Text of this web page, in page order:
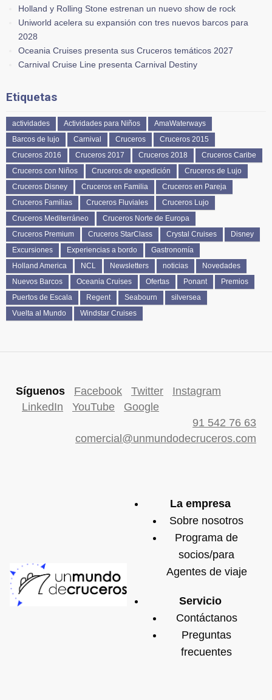
Holland y Rolling Stone estrenan un nuevo show de rock
Uniworld acelera su expansión con tres nuevos barcos para
2028
Oceania Cruises presenta sus Cruceros temáticos 2027
Carnival Cruise Line presenta Carnival Destiny
Etiquetas
actividades Actividades para Niños
AmaWaterways
Barcos de lujo
Carnival Cruceros
Cruceros 2015
Cruceros 2016
Cruceros 2017 Cruceros 2018
Cruceros Caribe
Cruceros con Niños
Cruceros de expedición
Cruceros de Lujo
Cruceros Disney
Cruceros en Familia
Cruceros en Pareja
Cruceros Familias
Cruceros Fluviales
Cruceros Lujo
Cruceros Mediterráneo
Cruceros Norte de Europa
Cruceros Premium
Cruceros StarClass Crystal Cruises
Disney
Excursiones
Experiencias a bordo
Gastronomía
Holland America
NCL Newsletters noticias
Novedades
Nuevos Barcos
Oceania Cruises Ofertas Ponant
Premios
Puertos de Escala
Regent Seabourn
silversea
Vuelta al Mundo
Windstar Cruises
Síguenos Facebook Twitter
Instagram
LinkedIn
YouTube
Google
91 542 76 63
comercial@unmundodecruceros.com
La empresa
Sobre nosotros
Programa de
socios/para
Agentes de viaje
Servicio
Contáctanos
Preguntas
frecuentes